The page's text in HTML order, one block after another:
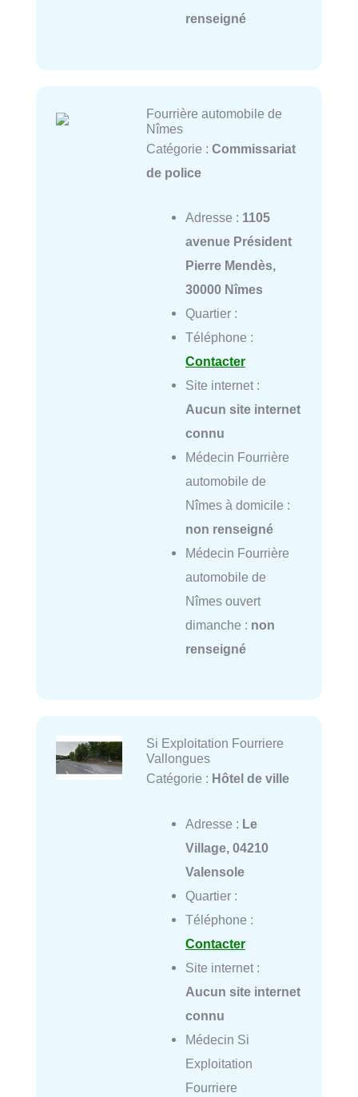
renseigné
Fourrière automobile de
Nîmes
Catégorie : Commissariat
de police
Adresse : 1105
avenue Président
Pierre Mendès,
30000 Nîmes
Quartier :
Téléphone :
Contacter
Site internet :
Aucun site internet
connu
Médecin Fourrière
automobile de
Nîmes à domicile :
non renseigné
Médecin Fourrière
automobile de
Nîmes ouvert
dimanche : non
renseigné
Si Exploitation Fourriere
Vallongues
Catégorie : Hôtel de ville
Adresse : Le
Village, 04210
Valensole
Quartier :
Téléphone :
Contacter
Site internet :
Aucun site internet
connu
Médecin Si
Exploitation
Fourriere